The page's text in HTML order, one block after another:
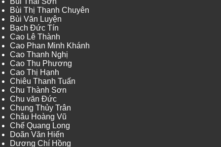
Bùi Thị Thanh Chuyên
Bùi Văn Luyện
Bạch Đức Tín
Cao Lê Thành
Cao Phan Minh Khánh
Cao Thanh Nghị
Cao Thu Phương
Cao Thị Hạnh
Chiêu Thanh Tuấn
Chu Thành Sơn
Chu văn Đức
Chung Thủy Trân
Châu Hoàng Vũ
Chế Quang Long
Doãn Văn Hiến
Dương Chí Hồng